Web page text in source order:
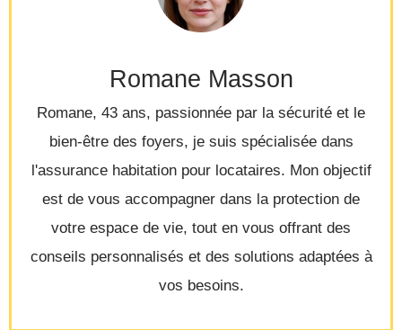
Romane Masson
Romane, 43 ans, passionnée par la sécurité et le
bien-être des foyers, je suis spécialisée dans
l'assurance habitation pour locataires. Mon objectif
est de vous accompagner dans la protection de
votre espace de vie, tout en vous offrant des
conseils personnalisés et des solutions adaptées à
vos besoins.